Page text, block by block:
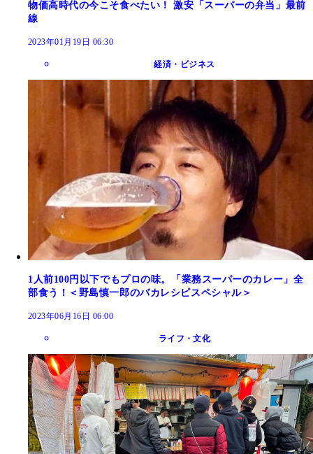
物価高時代の今こそ食べたい！ 激安「スーパーの弁当」最前
線
2023年01月19日 06:30
経済・ビジネス
1人前100円以下でもプロの味。「業務スーパーのカレー」全
部食う！＜野島慎一郎のバカレシピスペシャル＞
2023年06月16日 06:00
ライフ・文化